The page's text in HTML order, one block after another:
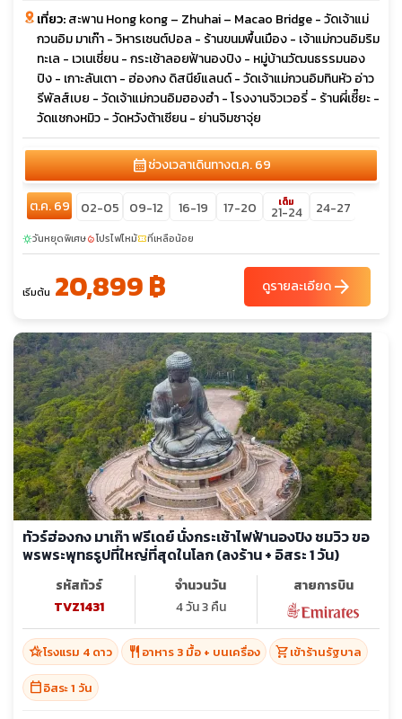
เที่ยว:สะพาน Hong kong – Zhuhai – Macao Bridge - วัดเจ้าแม่
กวนอิม มาเก๊า - วิหารเซนต์ปอล - ร้านขนมพื้นเมือง - เจ้าแม่กวนอิมริม
ทะเล - เวเนเชี่ยน - กระเช้าลอยฟ้านองปิง - หมู่บ้านวัฒนธรรมนอง
ปิง - เกาะลันเตา - ฮ่องกง ดิสนีย์แลนด์ - วัดเจ้าแม่กวนอิมทินหัว อ่าว
รีพัลส์เบย - วัดเจ้าแม่กวนอิมฮองฮำ - โรงงานจิวเวอรี่ - ร้านผี่เซี๊ยะ -
วัดแชกงหมิว - วัดหวังต้าเซียน - ย่านจิมซาจุ่ย
calendar_monthช่วงเวลาเดินทางต.ค. 69
ต.ค. 69 02-05 09-12 16-19 17-20 เต็ม
21-24 24-27
sunnyวันหยุดพิเศษlocal_fire_departmentโปรไฟไหม้confirmation_numberที่เหลือน้อย
เริ่มต้น 20,899 ฿ ดูรายละเอียดarrow_forward
ทัวร์ฮ่องกง มาเก๊า ฟรีเดย์ นั่งกระเช้าไฟฟ้านองปิง ชมวิว ขอ
พรพระพุทธรูปที่ใหญ่ที่สุดในโลก (ลงร้าน + อิสระ 1 วัน)
รหัสทัวร์
TVZ1431
จำนวนวัน
4 วัน 3 คืน
สายการบิน
hotel_classโรงแรม 4 ดาว restaurant อาหาร 3 มื้อ + บนเครื่อง shopping_cartเข้าร้านรัฐบาล
calendar_todayอิสระ 1 วัน